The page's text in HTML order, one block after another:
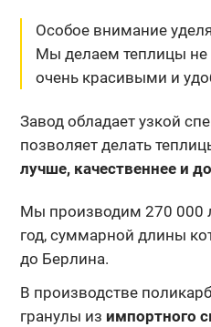
Особое внимание
Мы делаем теплицы не
очень красивыми и
Завод обладает узкой
позволяет делать
лучше, качественнее и
Мы производим 270 000
год, суммарной длины
до Берлина.
В производстве
гранулы из импортного